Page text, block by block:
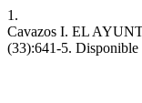
1.
Cavazos I. EL
(33):641-5. Disponible